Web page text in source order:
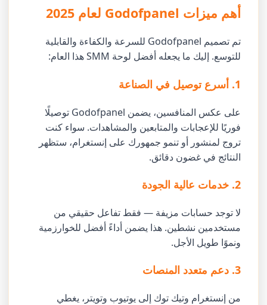
أهم ميزات Godofpanel لعام 2025
تم تصميم Godofpanel للسرعة والكفاءة والقابلية
للتوسع. إليك ما يجعله أفضل لوحة SMM هذا العام:
1. أسرع توصيل في الصناعة
على عكس المنافسين، يضمن Godofpanel توصيلًا
فوريًا للإعجابات والمتابعين والمشاهدات. سواء كنت
تروج لمنشور أو تنمو جمهورك على إنستغرام، ستظهر
النتائج في غضون دقائق.
2. خدمات عالية الجودة
لا توجد حسابات مزيفة — فقط تفاعل حقيقي من
مستخدمين نشطين. هذا يضمن أداءً أفضل للخوارزمية
ونموًا طويل الأجل.
3. دعم متعدد المنصات
من إنستغرام وتيك توك إلى يوتيوب وتويتر، يغطي